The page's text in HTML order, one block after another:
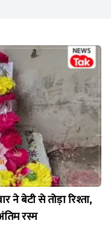
ने बेटी से तोड़ा रिश्ता,
रस्म